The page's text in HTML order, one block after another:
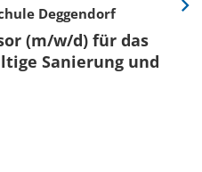
Deggendorf
(m/w/d) für das
Sanierung und
Eine